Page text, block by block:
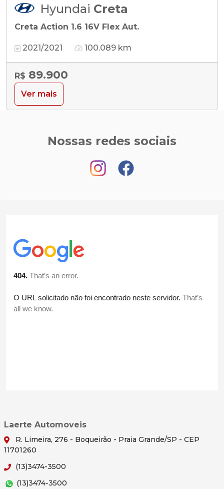
Hyundai Creta
Creta Action 1.6 16V Flex Aut.
2021/2021 100.089 km
R$ 89.900
Ver mais
Nossas redes sociais
Laerte Automoveis
R. Limeira, 276 - Boqueirão - Praia Grande/SP - CEP
11701260
(13)3474-3500
(13)3474-3500